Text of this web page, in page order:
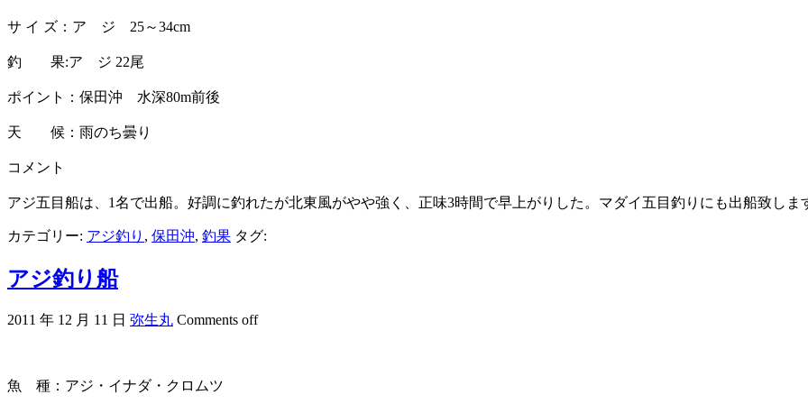
サ イ ズ：ア ジ 25～34cm
釣 果:ア ジ 22尾
ポイント：保田沖 水深80m前後
天 候：雨のち曇り
コメント
アジ五目船は、1名で出船。好調に釣れたが北東風がやや強く、正味3時間で早上がりした。マダイ五目釣りにも出船致しま
カテゴリー: アジ釣り , 保田沖, 釣果 タグ:
アジ釣り船
2011 年 12 月 11 日 弥生丸 Comments off
魚 種：アジ・イナダ・クロムツ